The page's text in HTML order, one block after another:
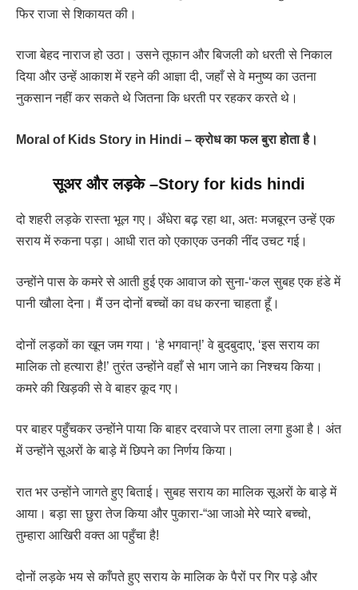
फिर राजा से शिकायत की।
राजा बेहद नाराज हो उठा। उसने तूफान और बिजली को धरती से निकाल
दिया और उन्हें आकाश में रहने की आज्ञा दी, जहाँ से वे मनुष्य का उतना
नुकसान नहीं कर सकते थे जितना कि धरती पर रहकर करते थे।
Moral of Kids Story in Hindi – क्रोध का फल बुरा होता है।
सूअर और लड़के–Story for kids hindi
दो शहरी लड़के रास्ता भूल गए। अँधेरा बढ़ रहा था, अतः मजबूरन उन्हें एक
सराय में रुकना पड़ा। आधी रात को एकाएक उनकी नींद उचट गई।
उन्होंने पास के कमरे से आती हुई एक आवाज को सुना-‘कल सुबह एक हंडे में
पानी खौला देना। मैं उन दोनों बच्चों का वध करना चाहता हूँ।
दोनों लड़कों का खून जम गया। ‘हे भगवान्!’ वे बुदबुदाए, ‘इस सराय का
मालिक तो हत्यारा है!’ तुरंत उन्होंने वहाँ से भाग जाने का निश्चय किया।
कमरे की खिड़की से वे बाहर कूद गए।
पर बाहर पहुँचकर उन्होंने पाया कि बाहर दरवाजे पर ताला लगा हुआ है। अंत
में उन्होंने सूअरों के बाड़े में छिपने का निर्णय किया।
रात भर उन्होंने जागते हुए बिताई। सुबह सराय का मालिक सूअरों के बाड़े में
आया। बड़ा सा छुरा तेज किया और पुकारा-“आ जाओ मेरे प्यारे बच्चो,
तुम्हारा आखिरी वक्त आ पहुँचा है!
दोनों लड़के भय से काँपते हुए सराय के मालिक के पैरों पर गिर पड़े और